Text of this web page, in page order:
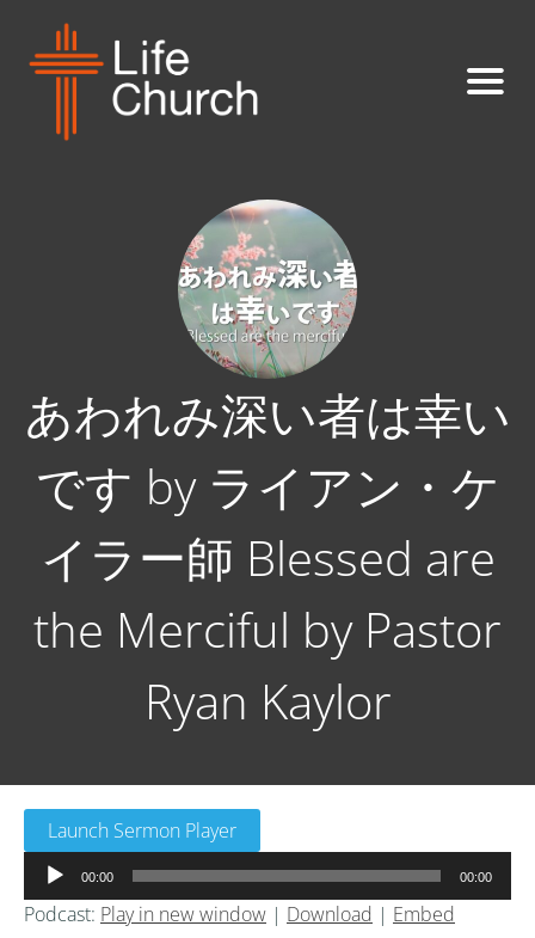
あわれみ深い者は幸い
です by ライアン・ケ
イラー師 Blessed are
the Merciful by Pastor
Ryan Kaylor
Launch Sermon Player
声
プ
00:00 00:00
Podcast: Play in new window | Download | Embed